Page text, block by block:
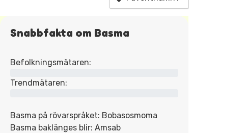
Snabbfakta om Basma
Befolkningsmätaren:
Trendmätaren:
Basma på rövarspråket: Bobasosmoma
Basma baklänges blir: Amsab